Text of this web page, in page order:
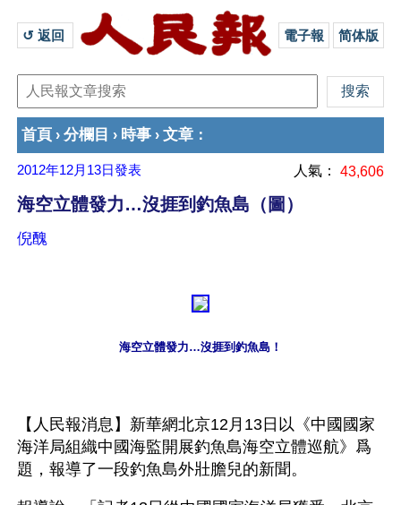
↺ 返回 電子報 简体版
首頁 › 分欄目 › 時事 › 文章 ：
2012年12月13日發表 人氣： 43,606
海空立體發力…沒捱到釣魚島（圖）
倪醜
海空立體發力…沒捱到釣魚島！
【人民報消息】新華網北京12月13日以《中國國家
海洋局組織中國海監開展釣魚島海空立體巡航》爲
題，報導了一段釣魚島外壯膽兒的新聞。